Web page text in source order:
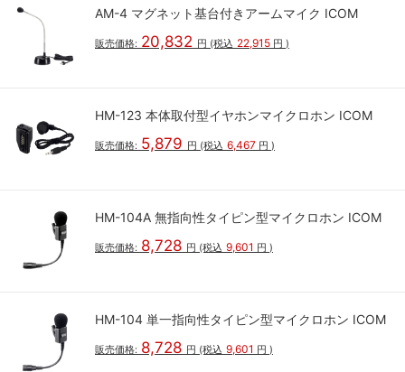
AM-4 マグネット基台付きアームマイク ICOM
販売価格: 20,832 円 (税込 22,915 円 )
HM-123 本体取付型イヤホンマイクロホン ICOM
販売価格: 5,879 円 (税込 6,467 円 )
HM-104A 無指向性タイピン型マイクロホン ICOM
販売価格: 8,728 円 (税込 9,601 円 )
HM-104 単一指向性タイピン型マイクロホン ICOM
販売価格: 8,728 円 (税込 9,601 円 )